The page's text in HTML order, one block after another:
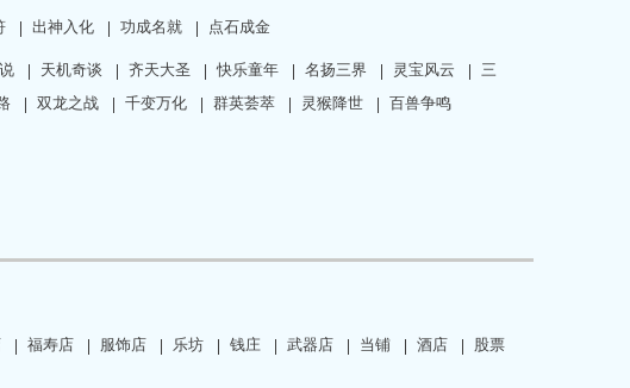
出神入化 功成名就 点石成金
天机奇谈 齐天大圣 快乐童年 名扬三界 灵宝风云
三
双龙之战 千变万化 群英荟萃 灵猴降世 百兽争鸣
福寿店 服饰店 乐坊 钱庄 武器店 当铺 酒店
股票